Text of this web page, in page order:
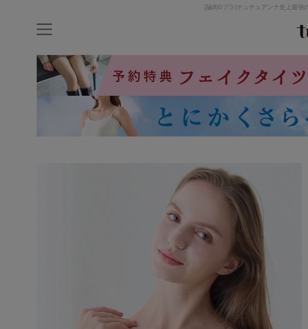
[脇肉0ブラ]チュチュアンナ史上最
ナイトブラ ノンワイヤー 特盛ブラ チューブトップ 折り畳み パジャマ
ストッキン
ルームウェア アームカバー
カテゴリから探す